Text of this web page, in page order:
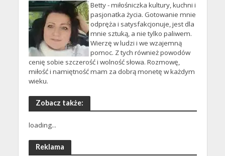
Betty - miłośniczka kultury, kuchni i
pasjonatka życia. Gotowanie mnie
odpręża i satysfakcjonuje, jest dla
mnie sztuką, a nie tylko paliwem.
Wierzę w ludzi i we wzajemną
pomoc. Z tych również powodów
cenię sobie szczerość i wolność słowa. Rozmowę,
miłość i namiętność mam za dobrą monetę w każdym
wieku.
Zobacz także:
loading...
Reklama